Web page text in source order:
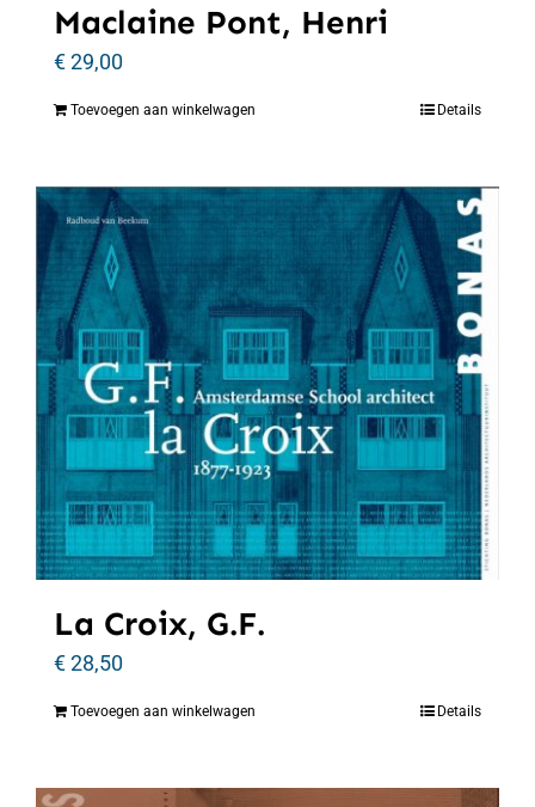
Maclaine Pont, Henri
€29,00
Toevoegen aan winkelwagen Details
La Croix, G.F.
€28,50
Toevoegen aan winkelwagen Details